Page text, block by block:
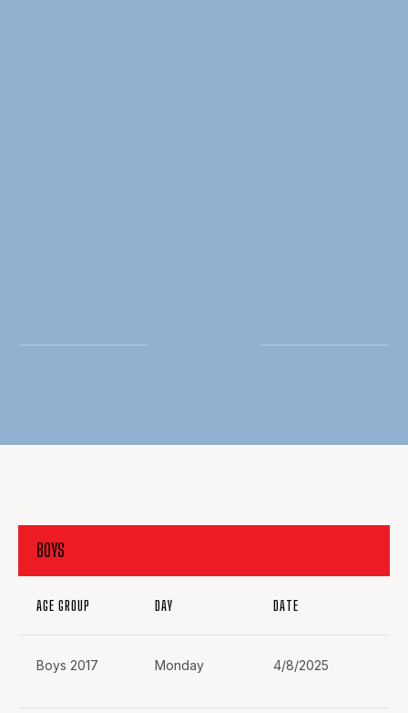
BOYS
AGE GROUP
Boys 2017
DAY
Monday
DATE
4/8/2025